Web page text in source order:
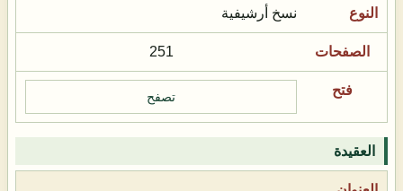
نسخ أرشيفية
251
تصفح
العقيدة